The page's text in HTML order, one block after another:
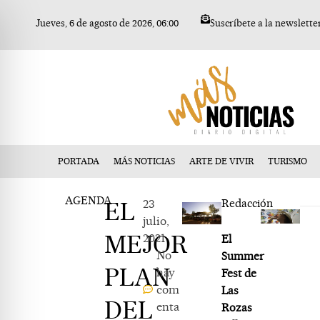
Jueves, 6 de agosto de 2026, 06:00 Suscríbete a la
PORTADA MÁS NOTICIAS ARTE DE VIVIR TURISMO
AGENDAEL
MEJOR
PLAN
DEL
23
julio,
2021
No
hay
com
enta
Redacción
El
Summer
Fest de
Las
Rozas